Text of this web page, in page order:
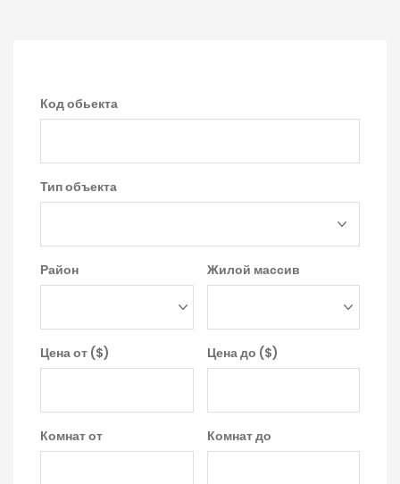
Код обьекта
Тип объекта
Район Жилой массив
Цена от ($) Цена до ($)
Комнат от Комнат до